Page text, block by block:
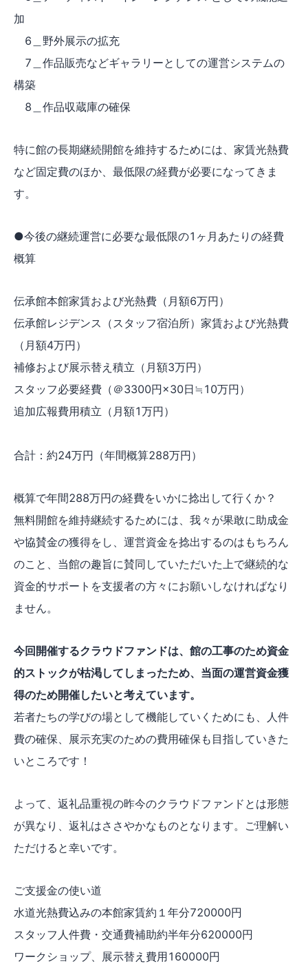
加
6＿野外展示の拡充
7＿作品販売などギャラリーとしての運営システムの
構築
8＿作品収蔵庫の確保
特に館の長期継続開館を維持するためには、家賃光熱費
など固定費のほか、最低限の経費が必要になってきま
す。
●今後の継続運営に必要な最低限の1ヶ月あたりの経費
概算
伝承館本館家賃および光熱費（月額6万円）
伝承館レジデンス（スタッフ宿泊所）家賃および光熱費
（月額4万円）
補修および展示替え積立（月額3万円）
スタッフ必要経費（＠3300円×30日≒10万円）
追加広報費用積立（月額1万円）
合計：約24万円（年間概算288万円）
概算で年間288万円の経費をいかに捻出して行くか？
無料開館を維持継続するためには、我々が果敢に助成金
や協賛金の獲得をし、運営資金を捻出するのはもちろん
のこと、当館の趣旨に賛同していただいた上で継続的な
資金的サポートを支援者の方々にお願いしなければなり
ません。
今回開催するクラウドファンドは、館の工事のため資金
的ストックが枯渇してしまったため、当面の運営資金獲
得のため開催したいと考えています。
若者たちの学びの場として機能していくためにも、人件
費の確保、展示充実のための費用確保も目指していきた
いところです！
よって、返礼品重視の昨今のクラウドファンドとは形態
が異なり、返礼はささやかなものとなります。ご理解い
ただけると幸いです。
ご支援金の使い道
水道光熱費込みの本館家賃約１年分720000円
スタッフ人件費・交通費補助約半年分620000円
ワークショップ、展示替え費用160000円